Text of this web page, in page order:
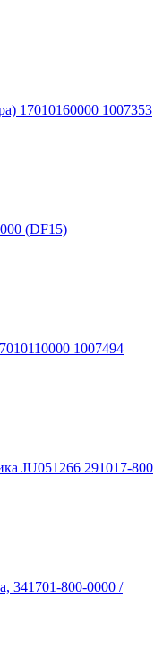
17010160000 1007353
(DF15)
1007494
JU051266 291017-800
341701-800-0000 /